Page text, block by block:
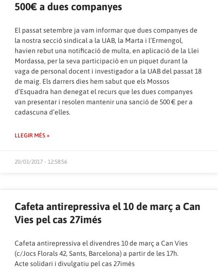
500€ a dues companyes
El passat setembre ja vam informar que dues companyes de
la nostra secció sindical a la UAB, la Marta i l’Ermengol,
havien rebut una notificació de multa, en aplicació de la Llei
Mordassa, per la seva participació en un piquet durant la
vaga de personal docent i investigador a la UAB del passat 18
de maig. Els darrers dies hem sabut que els Mossos
d’Esquadra han denegat el recurs que les dues companyes
van presentar i resolen mantenir una sanció de 500 € per a
cadascuna d’elles.
LLEGIR MÉS »
20/03/2017 - 12:58:56
Cafeta antirepressiva el 10 de març a Can
Vies pel cas 27imés
Cafeta antirepressiva el divendres 10 de març a Can Vies
(c/Jocs Florals 42, Sants, Barcelona) a partir de les 17h.
Acte solidari i divulgatiu pel cas 27imés